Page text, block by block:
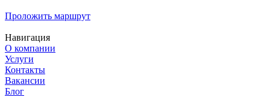
Проложить маршрут
Навигация
О компании
Услуги
Контакты
Вакансии
Блог